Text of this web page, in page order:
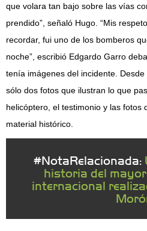
que volara tan bajo sobre las vías
prendido”, señaló Hugo. “Mis
recordar, fui uno de los bomberos
noche”, escribió Edgardo Garro
tenía imágenes del incidente.
sólo dos fotos que ilustran lo que
helicóptero, el testimonio y las fotos
material histórico.
#NotaRelacionada:
historia del
internacional